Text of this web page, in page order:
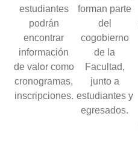
estudiantes
podrán
encontrar
información
de valor como
cronogramas,
inscripciones.
forman parte
del
cogobierno
de la
Facultad,
junto a
estudiantes y
egresados.